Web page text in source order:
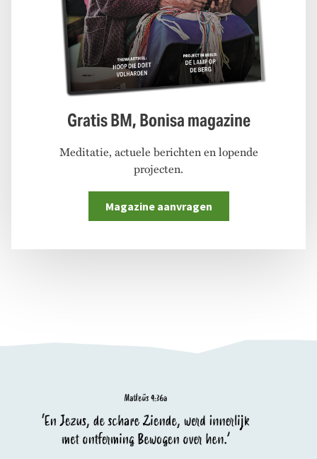
Gratis BM, Bonisa magazine
Meditatie, actuele berichten en lopende
projecten.
Magazine aanvragen